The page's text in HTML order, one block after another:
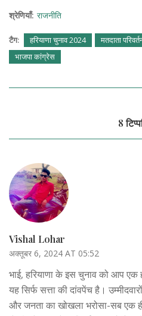
श्रेणियाँ: राजनीति
टैग: हरियाणा चुनाव 2024 मतदाता
भाजपा कांग्रेस
8
Vishal Lohar
अक्तूबर 6, 2024 AT 05:52
भाई, हरियाणा के इस चुनाव को आप
यह सिर्फ सत्ता की दांवपेंच है।
और जनता का खोखला भरोसा-सब एक